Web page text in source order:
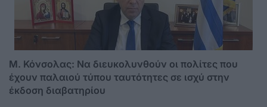
Μ. Κόνσολας: Να διευκολυνθούν οι πολίτες που
έχουν παλαιού τύπου ταυτότητες σε ισχύ στην
έκδοση διαβατηρίου